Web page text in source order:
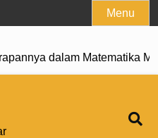
Menu
dalam Matematika